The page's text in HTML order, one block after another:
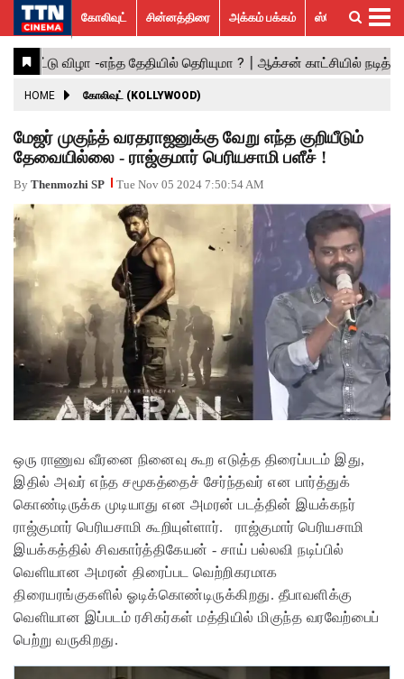
கோலிவுட்
சின்னத்திரை
பாலிவுட்
ஹாலிவுட்
அக்கம்
பக்கம்
ஸ்பெஷல்
ஸ்டோரீஸ்
விமர்சனம்
GALLERY
ACTRESS
ACTORS
MOVIESTILLS
EVENTS
VIDEOS
What’s
Hot
Trending
News
கோலிவுட் சின்னத்திரை அக்கம் பக்கம் ஸ்பெஷல் ஸ்டோரீஸ்
HOME கோலிவுட் (KOLLYWOOD)
மேஜர் முகுந்த் வரதராஜனுக்கு வேறு எந்த குறியீடும்
தேவையில்லை - ராஜ்குமார் பெரியசாமி பளீச் !
By Thenmozhi SP Tue Nov 05 2024 7:50:54 AM
ஒரு ராணுவ வீரனை நினைவு கூற எடுத்த திரைப்படம் இது,
இதில் அவர் எந்த சமூகத்தைச் சேர்ந்தவர் என பார்த்துக்
கொண்டிருக்க முடியாது என அமரன் படத்தின் இயக்கநர்
ராஜ்குமார் பெரியசாமி கூறியுள்ளார். ராஜ்குமார் பெரியசாமி
இயக்கத்தில் சிவகார்த்திகேயன் - சாய் பல்லவி நடிப்பில்
வெளியான அமரன் திரைப்பட வெற்றிகரமாக
திரையரங்குகளில் ஓடிக்கொண்டிருக்கிறது. தீபாவளிக்கு
வெளியான இப்படம் ரசிகர்கள் மத்தியில் மிகுந்த வரவேற்பைப்
பெற்று வருகிறது.